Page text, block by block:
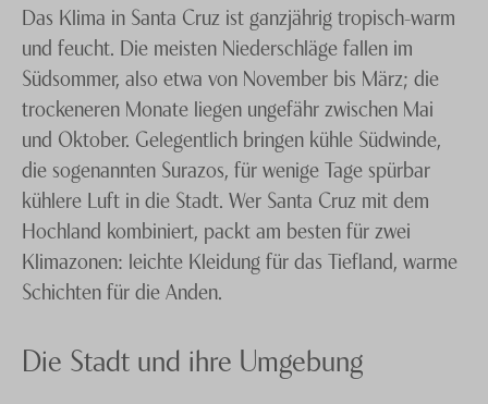
Das Klima in Santa Cruz ist ganzjährig tropisch-warm
und feucht. Die meisten Niederschläge fallen im
Südsommer, also etwa von November bis März; die
trockeneren Monate liegen ungefähr zwischen Mai
und Oktober. Gelegentlich bringen kühle Südwinde,
die sogenannten Surazos, für wenige Tage spürbar
kühlere Luft in die Stadt. Wer Santa Cruz mit dem
Hochland kombiniert, packt am besten für zwei
Klimazonen: leichte Kleidung für das Tiefland, warme
Schichten für die Anden.
Die Stadt und ihre Umgebung